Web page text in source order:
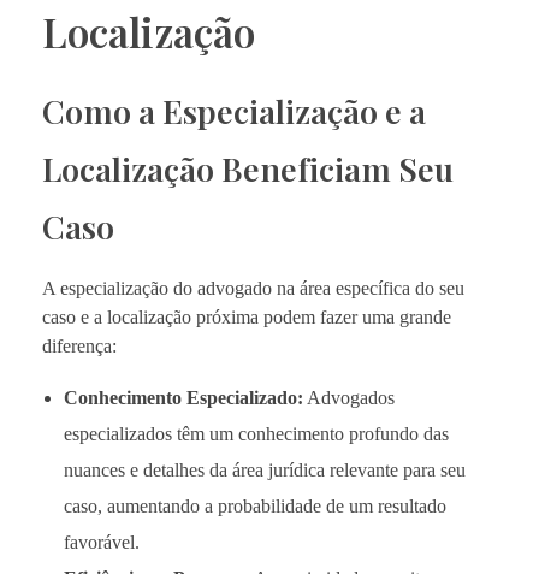
Localização
Como a Especialização e a
Localização Beneficiam Seu
Caso
A especialização do advogado na área específica do seu
caso e a localização próxima podem fazer uma grande
diferença:
Conhecimento Especializado: Advogados
especializados têm um conhecimento profundo das
nuances e detalhes da área jurídica relevante para seu
caso, aumentando a probabilidade de um resultado
favorável.